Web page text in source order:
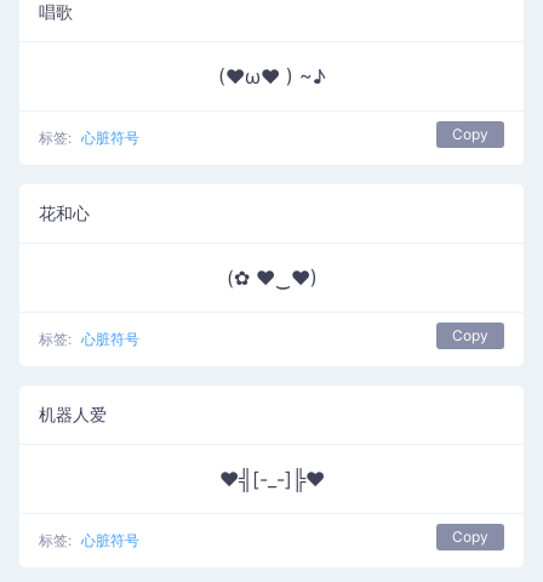
唱歌
(♥ω♥ ) ~♪
标签: 心脏符号 Copy
花和心
(✿ ♥‿♥)
标签: 心脏符号 Copy
机器人爱
♥╣[-_-]╠♥
标签: 心脏符号 Copy